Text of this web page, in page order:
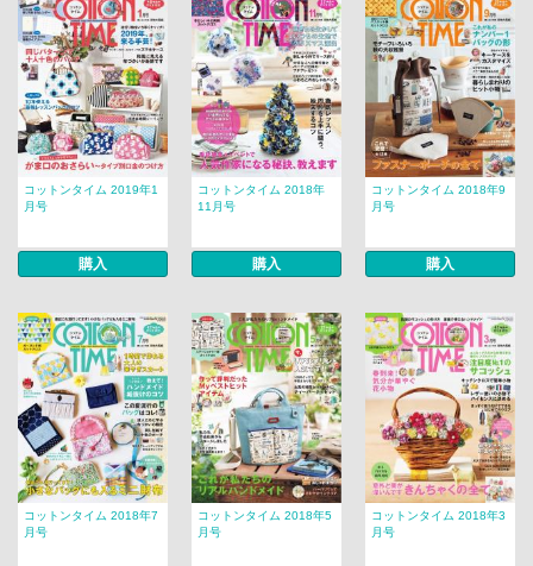
コットンタイム 2019年1
月号
購入
コットンタイム 2018年
11月号
購入
コットンタイム 2018年9
月号
購入
コットンタイム 2018年7
月号
コットンタイム 2018年5
月号
コットンタイム 2018年3
月号